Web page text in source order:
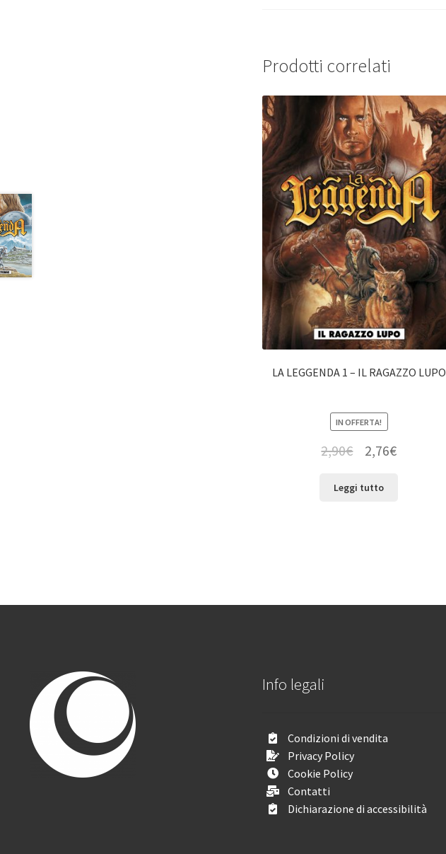
Prodotti correlati
LA LEGGENDA 1 – IL RAGAZZO LUPO
IN OFFERTA!
2,90€ 2,76€
Leggi tutto
Info legali
Condizioni di vendita
Privacy Policy
Cookie Policy
Contatti
Dichiarazione di accessibilità